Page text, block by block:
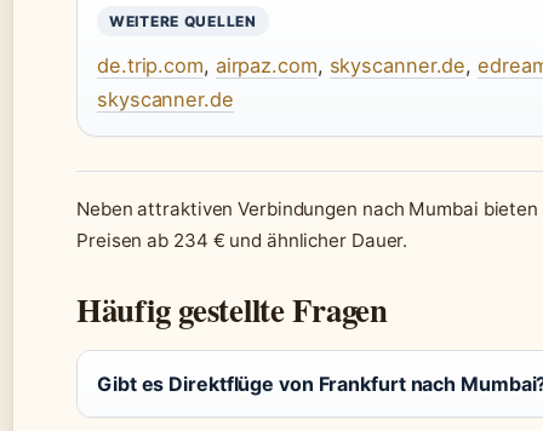
WEITERE QUELLEN
de.trip.com, airpaz.com, skyscanner.de,
skyscanner.de
Neben attraktiven Verbindungen nach Mumbai
Preisen ab 234 € und ähnlicher Dauer.
Häufig gestellte Fragen
Gibt es Direktflüge von Frankfurt nach